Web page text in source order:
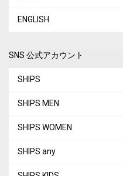
ENGLISH
SNS 公式アカウント
SHIPS
SHIPS MEN
SHIPS WOMEN
SHIPS any